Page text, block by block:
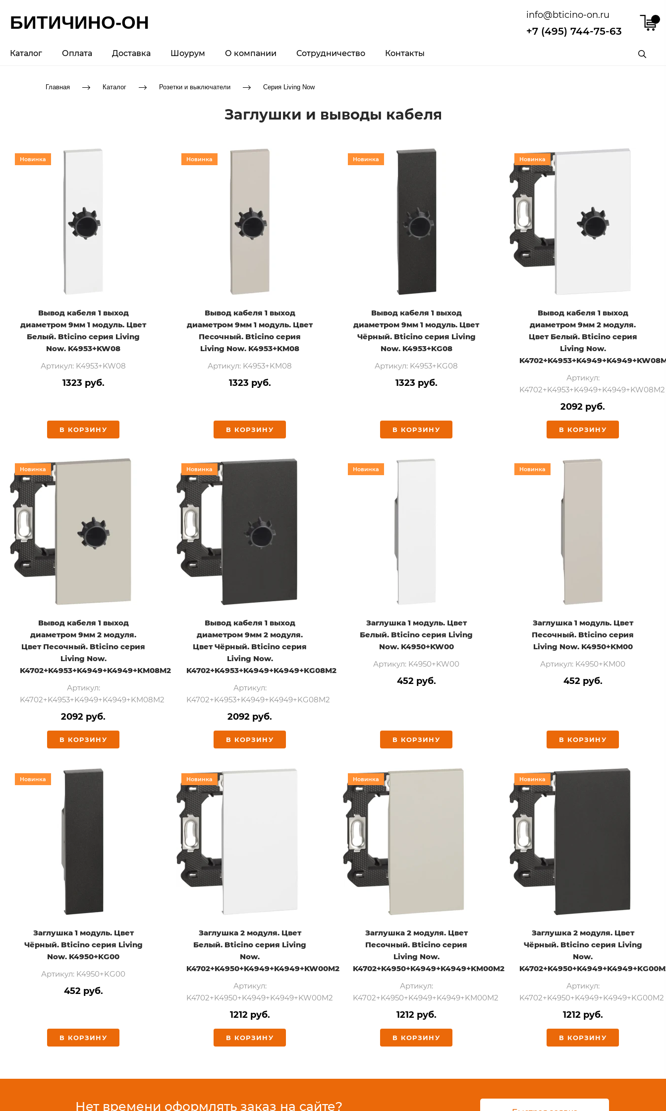
БИТИЧИНО-ОН info@bticino-on.ru
+7 (495) 744-75-63
Каталог Оплата Доставка Шоурум О компании Сотрудничество Контакты
Главная Каталог Розетки и выключатели Серия Living Now
Заглушки и выводы кабеля
Новинка
Вывод кабеля 1 выход
диаметром 9мм 1 модуль. Цвет
Белый. Bticino серия Living
Now. K4953+KW08
Артикул: K4953+KW08
1323 руб.
В КОРЗИНУ
Новинка
Вывод кабеля 1 выход
диаметром 9мм 1 модуль. Цвет
Песочный. Bticino серия
Living Now. K4953+KM08
Артикул: K4953+KM08
1323 руб.
В КОРЗИНУ
Новинка
Вывод кабеля 1 выход
диаметром 9мм 1 модуль. Цвет
Чёрный. Bticino серия Living
Now. K4953+KG08
Артикул: K4953+KG08
1323 руб.
В КОРЗИНУ
Новинка
Вывод кабеля 1 выход
диаметром 9мм 2 модуля.
Цвет Белый. Bticino серия
Living Now.
Артикул:
K4702+K4953+K4949+K4949+KW08M2
2092 руб.
В КОРЗИНУ
Новинка
Вывод кабеля 1 выход
диаметром 9мм 2 модуля.
Цвет Песочный. Bticino серия
Living Now.
K4702+K4953+K4949+K4949+KM08M2
Артикул:
K4702+K4953+K4949+K4949+KM08M2
2092 руб.
В КОРЗИНУ
Новинка
Вывод кабеля 1 выход
диаметром 9мм 2 модуля.
Цвет Чёрный. Bticino серия
Living Now.
K4702+K4953+K4949+K4949+KG08M2
Артикул:
K4702+K4953+K4949+K4949+KG08M2
2092 руб.
В КОРЗИНУ
Новинка
Заглушка 1 модуль. Цвет
Белый. Bticino серия Living
Now. K4950+KW00
Артикул: K4950+KW00
452 руб.
В КОРЗИНУ
Новинка
Заглушка 1 модуль. Цвет
Песочный. Bticino серия
Living Now. K4950+KM00
Артикул: K4950+KM00
452 руб.
В КОРЗИНУ
Новинка
Заглушка 1 модуль. Цвет
Чёрный. Bticino серия Living
Now. K4950+KG00
Артикул: K4950+KG00
452 руб.
В КОРЗИНУ
Новинка
Заглушка 2 модуля. Цвет
Белый. Bticino серия Living
Now.
K4702+K4950+K4949+K4949+KW00M2
Артикул:
K4702+K4950+K4949+K4949+KW00M2
1212 руб.
В КОРЗИНУ
Новинка
Заглушка 2 модуля. Цвет
Песочный. Bticino серия
Living Now.
K4702+K4950+K4949+K4949+KM00M2
Артикул:
K4702+K4950+K4949+K4949+KM00M2
1212 руб.
В КОРЗИНУ
Новинка
Заглушка 2 модуля. Цвет
Чёрный. Bticino серия Living
Now.
Артикул:
K4702+K4950+K4949+K4949+KG00M2
1212 руб.
В КОРЗИНУ
Нет времени оформлять заказ на сайте?